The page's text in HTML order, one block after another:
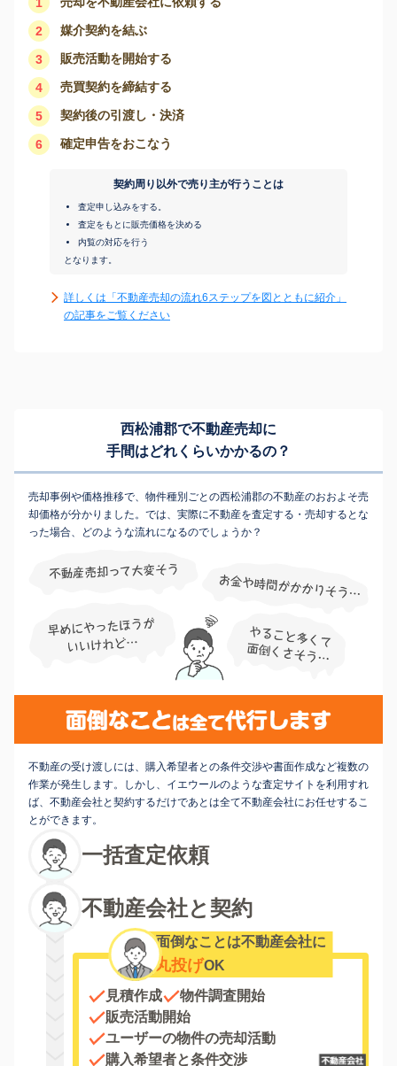
2 媒介契約を結ぶ
3 販売活動を開始する
4 売買契約を締結する
5 契約後の引渡し・決済
6 確定申告をおこなう
契約周り以外で売り主が行うことは
査定申し込みをする。
査定をもとに販売価格を決める
内覧の対応を行う
となります。
詳しくは「不動産売却の流れ6ステップを図とともに紹介」
の記事をご覧ください
西松浦郡で不動産売却に
手間はどれくらいかかるの？
売却事例や価格推移で、物件種別ごとの西松浦郡の不動産のおおよそ売
却価格が分かりました。では、実際に不動産を査定する・売却するとな
った場合、どのような流れになるのでしょうか？
不動産の受け渡しには、購入希望者との条件交渉や書面作成など複数の
作業が発生します。しかし、イエウールのような査定サイトを利用すれ
ば、不動産会社と契約するだけであとは全て不動産会社にお任せするこ
とができます。
一括査定依頼
不動産会社と契約
面倒なことは不動産会社に
丸投げOK
見積作成
物件調査開始
販売活動開始
ユーザーの物件の売却活動
購入希望者と条件交渉